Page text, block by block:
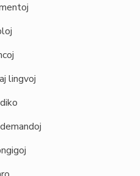
lingvoj